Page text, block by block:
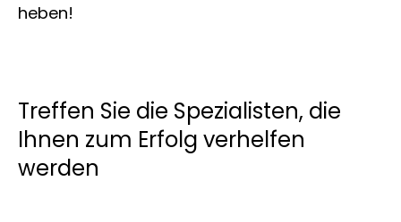
heben!
Treffen Sie die Spezialisten, die
Ihnen zum Erfolg verhelfen
werden